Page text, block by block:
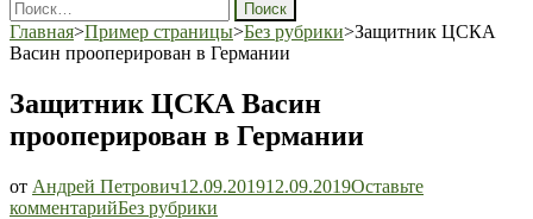
Найти:
Главная>Пример страницы>Без рубрики>Защитник ЦСКА
Васин прооперирован в Германии
Защитник ЦСКА Васин
прооперирован в Германии
от Андрей Петрович12.09.201912.09.2019Оставьте
комментарийЗащитник
Без рубрики